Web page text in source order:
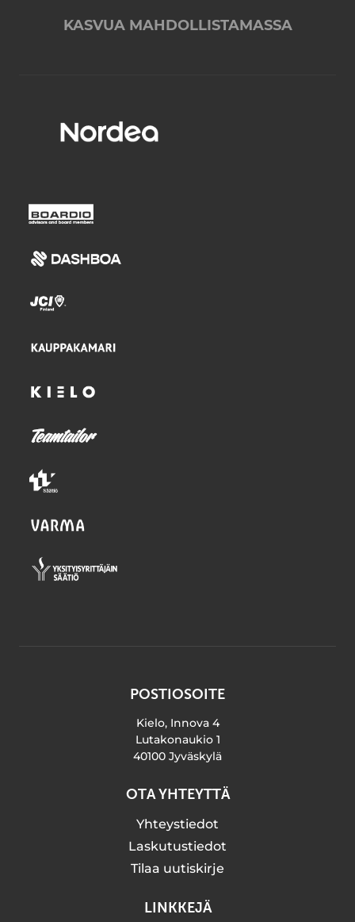
KASVUA MAHDOLLISTAMASSA
POSTIOSOITE
Kielo, Innova 4
Lutakonaukio 1
40100 Jyväskylä
OTA YHTEYTTÄ
Yhteystiedot
Laskutustiedot
Tilaa uutiskirje
LINKKEJÄ